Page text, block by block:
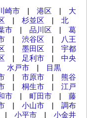
崎市 | 港区 | 大
| 杉並区 | 北
市 | 品川区 | 葛
| 渋谷区 |
八王
| 墨田区 | 宇都
| 足利市 | 中央
水戸市 |
目黒
| 市原市 | 熊谷
| 桐生市 | 江戸
市 | 町田市 | 藤
| 小山市 | 調布
| 小平市 | 小金井